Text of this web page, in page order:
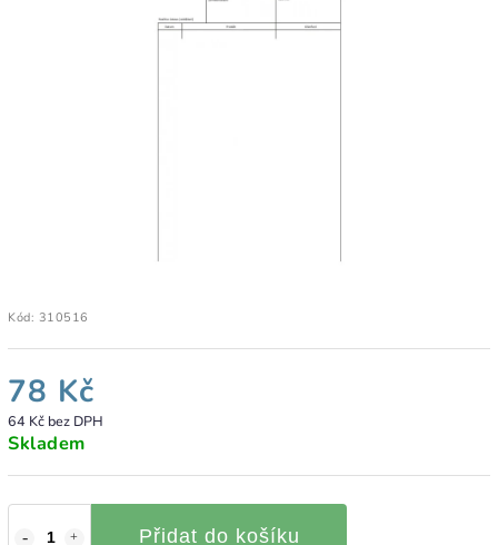
Kód: 310516
78 Kč
64 Kč bez DPH
Skladem
Přidat do košíku